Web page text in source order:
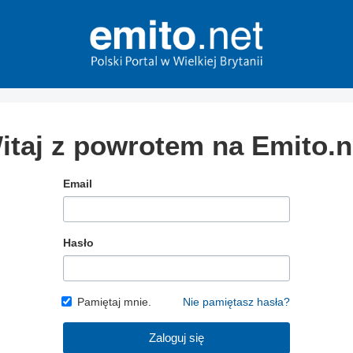
z powrotem na
Email
Hasło
Pamiętaj mnie. Nie pamiętasz hasła?
Zaloguj się